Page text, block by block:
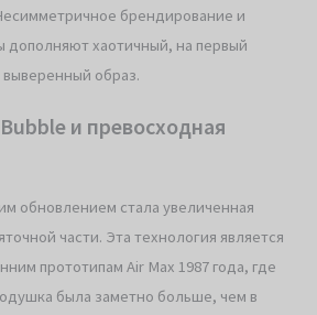
брендирование и
дополняют хаотичный, на первый
образ.
и превосходная
обновлением стала увеличенная
части. Эта технология является
прототипам Air Max 1987 года, где
была заметно больше, чем в